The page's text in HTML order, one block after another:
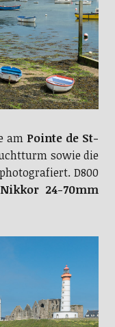
am Pointe de St-
sowie die
D800
24-70mm